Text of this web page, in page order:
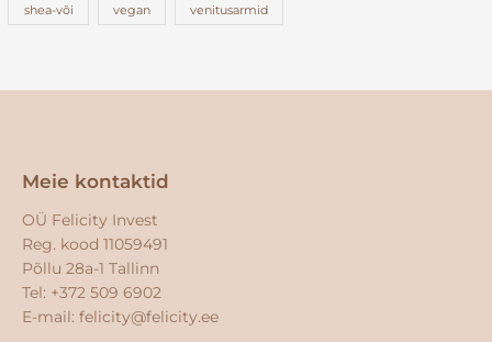
shea-või vegan venitusarmid
Meie kontaktid
OÜ Felicity Invest
Reg. kood 11059491
Põllu 28a-1 Tallinn
Tel: +372 509 6902
E-mail: felicity@felicity.ee
Facebook
Instagram